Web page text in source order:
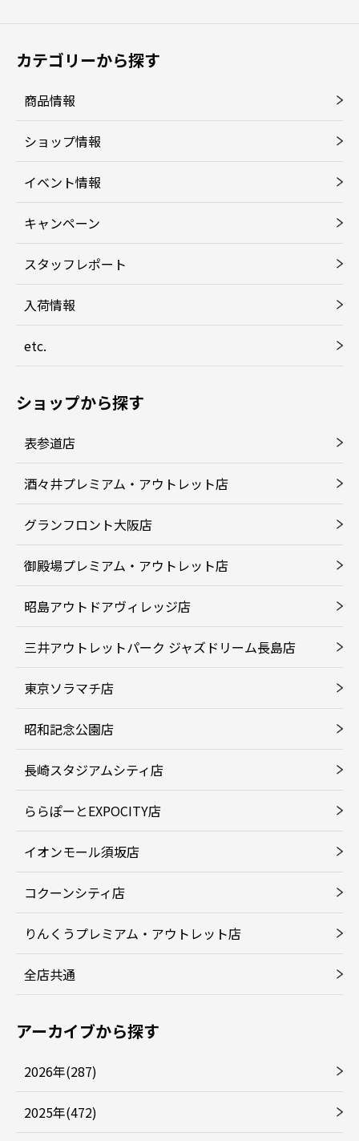
カテゴリーから探す
商品情報
ショップ情報
イベント情報
キャンペーン
スタッフレポート
入荷情報
etc.
ショップから探す
表参道店
酒々井プレミアム・アウトレット店
グランフロント大阪店
御殿場プレミアム・アウトレット店
昭島アウトドアヴィレッジ店
三井アウトレットパーク ジャズドリーム長島店
東京ソラマチ店
昭和記念公園店
長崎スタジアムシティ店
ららぽーとEXPOCITY店
イオンモール須坂店
コクーンシティ店
りんくうプレミアム・アウトレット店
全店共通
アーカイブから探す
2026年(287)
2025年(472)